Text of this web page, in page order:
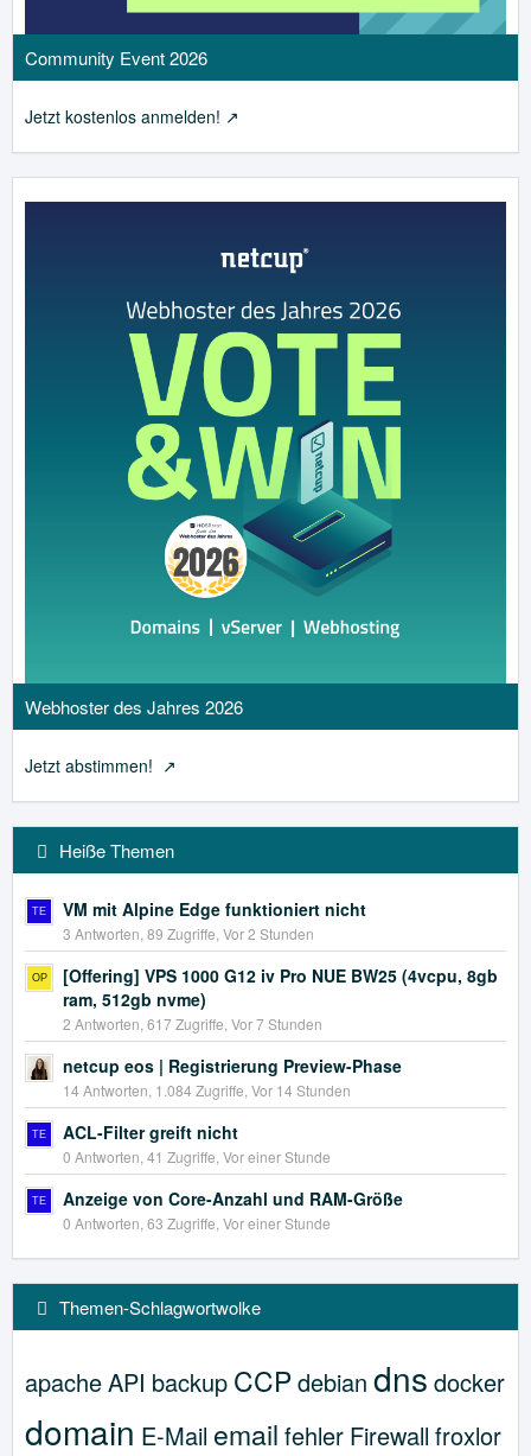
Community Event 2026
Jetzt kostenlos anmelden!
Webhoster des Jahres 2026
Jetzt abstimmen!
Heiße Themen
VM mit Alpine Edge funktioniert nicht
3 Antworten, 89 Zugriffe, Vor 2 Stunden
[Offering] VPS 1000 G12 iv Pro NUE BW25 (4vcpu, 8gb
ram, 512gb nvme)
2 Antworten, 617 Zugriffe, Vor 7 Stunden
netcup eos | Registrierung Preview-Phase
14 Antworten, 1.084 Zugriffe, Vor 14 Stunden
ACL-Filter greift nicht
0 Antworten, 41 Zugriffe, Vor einer Stunde
Anzeige von Core-Anzahl und RAM-Größe
0 Antworten, 63 Zugriffe, Vor einer Stunde
Themen-Schlagwortwolke
apacheAPI backup CCPdebian dns docker
domain E-Mail email fehler Firewall froxlor